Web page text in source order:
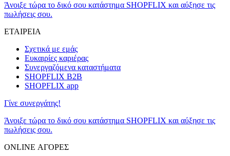
Άνοιξε τώρα το δικό σου κατάστημα SHOPFLIX και αύξησε τις
πωλήσεις σου.
ΕΤΑΙΡΕΙΑ
Σχετικά με εμάς
Ευκαιρίες καριέρας
Συνεργαζόμενα καταστήματα
SHOPFLIX B2B
SHOPFLIX app
Γίνε συνεργάτης!
Άνοιξε τώρα το δικό σου κατάστημα SHOPFLIX και αύξησε τις
πωλήσεις σου.
ONLINE ΑΓΟΡΕΣ